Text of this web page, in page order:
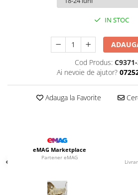
IN STOC
Cod Produs:
Ai nevoie de ajutor?
Adauga la Favorite
eMAG Marketplace
Partener eMAG